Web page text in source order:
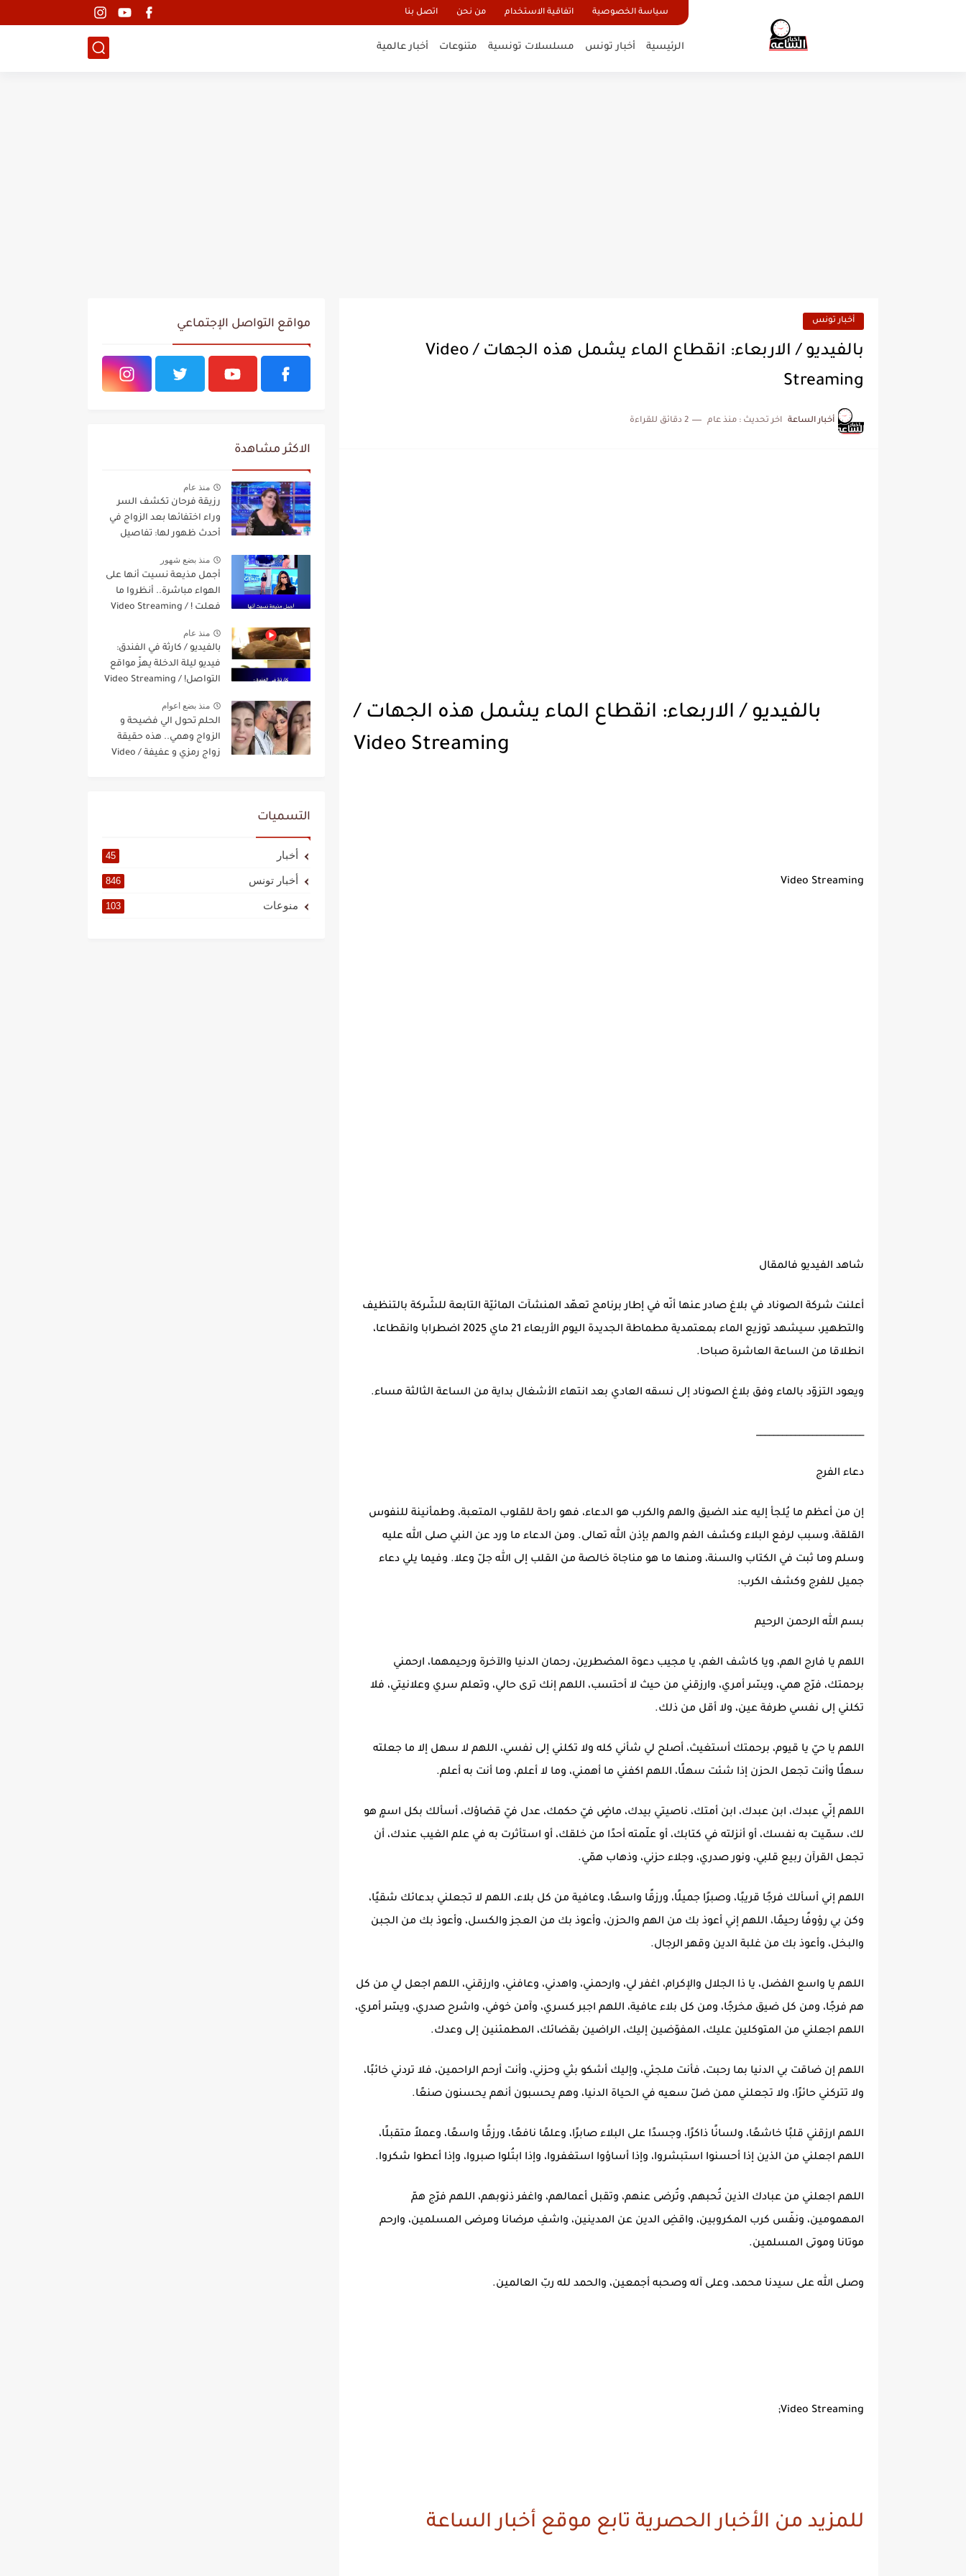
سياسة الخصوصية اتفاقية الاستخدام من نحن اتصل بنا
الرئيسية أخبار تونس مسلسلات تونسية متنوعات أخبار عالمية
أخبار تونس
بالفيديو / الاربعاء: انقطاع الماء يشمل هذه الجهات / Video
Streaming
أخبار الساعة اخر تحديث : منذ عام 2 دقائق للقراءة
بالفيديو / الاربعاء: انقطاع الماء يشمل هذه الجهات /
Video Streaming
Video Streaming
شاهد الفيديو فالمقال
أعلنت شركة الصوناد في بلاغ صادر عنها أنّه في إطار برنامج تعهّد المنشآت المائيّة التابعة للشّركة بالتنظيف
والتطهير، سيشهد توزيع الماء بمعتمدية مطماطة الجديدة اليوم الأربعاء 21 ماي 2025 اضطرابا وانقطاعا،
انطلاقا من الساعة العاشرة صباحا.
ويعود التزوّد بالماء وفق بلاغ الصوناد إلى نسقه العادي بعد انتهاء الأشغال بداية من الساعة الثالثة مساء.
_________________________
دعاء الفرج
إن من أعظم ما يُلجأ إليه عند الضيق والهم والكرب هو الدعاء، فهو راحة للقلوب المتعبة، وطمأنينة للنفوس
القلقة، وسبب لرفع البلاء وكشف الغم والهم بإذن الله تعالى. ومن الدعاء ما ورد عن النبي صلى الله عليه
وسلم وما ثبت في الكتاب والسنة، ومنها ما هو مناجاة خالصة من القلب إلى الله جلّ وعلا. وفيما يلي دعاء
جميل للفرج وكشف الكرب:
بسم الله الرحمن الرحيم
اللهم يا فارج الهم، ويا كاشف الغم، يا مجيب دعوة المضطرين، رحمان الدنيا والآخرة ورحيمهما، ارحمني
برحمتك، فرّج همي، ويسّر أمري، وارزقني من حيث لا أحتسب، اللهم إنك ترى حالي، وتعلم سري وعلانيتي، فلا
تكلني إلى نفسي طرفة عين، ولا أقل من ذلك.
اللهم يا حيّ يا قيوم، برحمتك أستغيث، أصلح لي شأني كله ولا تكلني إلى نفسي، اللهم لا سهل إلا ما جعلته
سهلًا وأنت تجعل الحزن إذا شئت سهلًا، اللهم اكفني ما أهمني، وما لا أعلم، وما أنت به أعلم.
اللهم إنّي عبدك، ابن عبدك، ابن أمتك، ناصيتي بيدك، ماضٍ فيّ حكمك، عدل فيّ قضاؤك، أسألك بكل اسمٍ هو
لك، سمّيت به نفسك، أو أنزلته في كتابك، أو علّمته أحدًا من خلقك، أو استأثرت به في علم الغيب عندك، أن
تجعل القرآن ربيع قلبي، ونور صدري، وجلاء حزني، وذهاب همّي.
اللهم إني أسألك فرجًا قريبًا، وصبرًا جميلًا، ورزقًا واسعًا، وعافية من كل بلاء، اللهم لا تجعلني بدعائك شقيًا،
وكن بي رؤوفًا رحيمًا، اللهم إني أعوذ بك من الهم والحزن، وأعوذ بك من العجز والكسل، وأعوذ بك من الجبن
والبخل، وأعوذ بك من غلبة الدين وقهر الرجال.
اللهم يا واسع الفضل، يا ذا الجلال والإكرام، اغفر لي، وارحمني، واهدني، وعافني، وارزقني، اللهم اجعل لي من كل
هم فرجًا، ومن كل ضيق مخرجًا، ومن كل بلاء عافية، اللهم اجبر كسري، وآمن خوفي، واشرح صدري، ويسّر أمري،
اللهم اجعلني من المتوكلين عليك، المفوّضين إليك، الراضين بقضائك، المطمئنين إلى وعدك.
اللهم إن ضاقت بي الدنيا بما رحبت، فأنت ملجئي، وإليك أشكو بثي وحزني، وأنت أرحم الراحمين، فلا تردني خائبًا،
ولا تتركني حائرًا، ولا تجعلني ممن ضلّ سعيه في الحياة الدنيا، وهم يحسبون أنهم يحسنون صنعًا.
اللهم ارزقني قلبًا خاشعًا، ولسانًا ذاكرًا، وجسدًا على البلاء صابرًا، وعلمًا نافعًا، ورزقًا واسعًا، وعملاً متقبلًا،
اللهم اجعلني من الذين إذا أحسنوا استبشروا، وإذا أساؤوا استغفروا، وإذا ابتُلوا صبروا، وإذا أعطوا شكروا.
اللهم اجعلني من عبادك الذين تُحبهم، وتُرضى عنهم، وتقبل أعمالهم، واغفر ذنوبهم، اللهم فرّج همّ
المهمومين، ونفّس كرب المكروبين، واقضِ الدين عن المدينين، واشفِ مرضانا ومرضى المسلمين، وارحم
موتانا وموتى المسلمين.
وصلى الله على سيدنا محمد، وعلى آله وصحبه أجمعين، والحمد لله ربّ العالمين.
Video Streaming;
للمزيد من الأخبار الحصرية تابع موقع أخبار الساعة
مواقع التواصل الإجتماعي
الاكثر مشاهدة
منذ عام
رزيقة فرحان تكشف السر
وراء اختفائها بعد الزواج في
أحدث ظهور لها: تفاصيل
منذ بضع شهور
أجمل مذيعة نسيت أنها على
الهواء مباشرة.. أنظروا ما
فعلت ! / Video Streaming
منذ عام
بالفيديو / كارثة في الفندق:
فيديو ليلة الدخلة يهزّ مواقع
التواصل! / Video Streaming
منذ بضع اعوام
الحلم تحول الي فضيحة و
الزواج وهمي.. هذه حقيقة
زواج رمزي و عفيفة / Video
التسميات
أخبار 45
أخبار تونس 846
منوعات 103